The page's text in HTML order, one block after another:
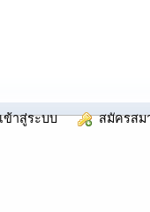
าสู่ระบบ สมัครสม